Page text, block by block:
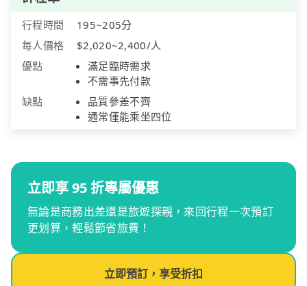
行程時間
195~205分
每人價格
$2,020~2,400/人
優點
滿足臨時需求
不需事先付款
缺點
品質參差不齊
通常僅能乘坐四位
立即享 95 折專屬優惠
無論是商務出差還是旅遊探親，來回行程一次預訂
更划算，輕鬆節省旅費！
立即預訂，享受折扣